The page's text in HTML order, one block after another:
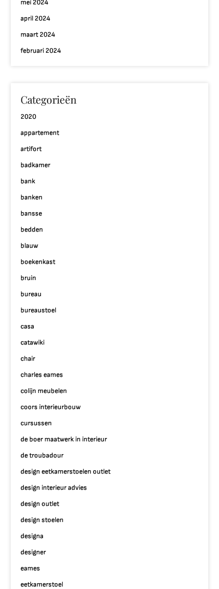
mei 2024
april 2024
maart 2024
februari 2024
Categorieën
2020
appartement
artifort
badkamer
bank
banken
bansse
bedden
blauw
boekenkast
bruin
bureau
bureaustoel
casa
catawiki
chair
charles eames
colijn meubelen
coors interieurbouw
cursussen
de boer maatwerk in interieur
de troubadour
design eetkamerstoelen outlet
design interieur advies
design outlet
design stoelen
designa
designer
eames
eetkamerstoel